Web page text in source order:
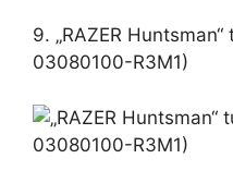
9. „RAZER
03080100-R3M1)